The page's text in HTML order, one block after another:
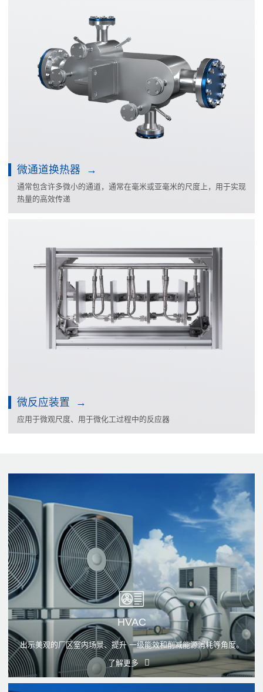
微通道换热器
通常包含许多微小的通道，通常在毫米或亚毫米的尺度上，用于实现
热量的高效传递
微反应装置
应用于微观尺度、用于微化工过程中的反应器
HVAC
出示美观的厂区室内场景、提升 一级能效和削减能源消耗等角度。
了解更多